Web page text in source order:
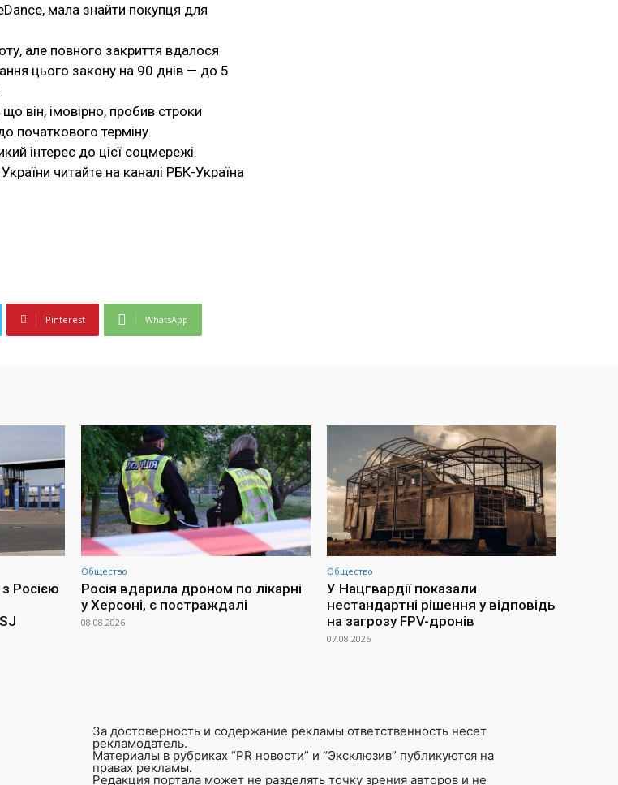
мала знайти покупця для
але повного закриття вдалося
цього закону на 90 днів — до 5
він, імовірно, пробив строки
початкового терміну.
інтерес до цієї соцмережі.
читайте на каналі РБК-Україна
Pinterest WhatsApp
Росією
Общество
Росія вдарила дроном по лікарні
у Херсоні, є постраждалі
08.08.2026
Общество
У Нацгвардії показали
нестандартні рішення у відповідь
на загрозу FPV-дронів
07.08.2026
За достоверность и содержание рекламы ответственность несет
рекламодатель.
Материалы в рубриках “PR новости” и “Эксклюзив” публикуются на
правах рекламы.
Редакция портала может не разделять точку зрения авторов и не